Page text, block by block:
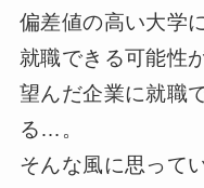
偏差値の高い大学
就職できる可能性
望んだ企業に就職
る…。
そんな風に思って